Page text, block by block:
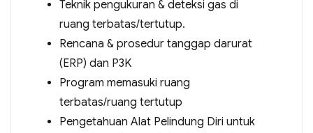
Teknik pengukuran & deteksi gas di
ruang terbatas/tertutup.
Rencana & prosedur tanggap darurat
(ERP) dan P3K
Program memasuki ruang
terbatas/ruang tertutup
Pengetahuan Alat Pelindung Diri untuk